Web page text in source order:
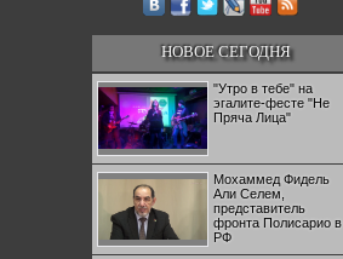
НОВОЕ СЕГОДНЯ
"Утро в тебе" на
эгалите-фесте "Не
Пряча Лица"
Мохаммед Фидель
Али Селем,
представитель
фронта Полисарио в
РФ